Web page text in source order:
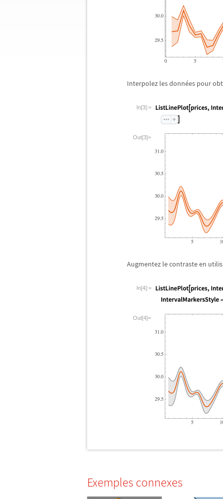
Interpolez les données pour
In[3]:=
Out[3]=
Augmentez le contraste en
In[4]:=
Out[4]=
Exemples connexes